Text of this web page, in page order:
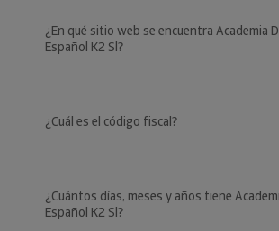
¿En qué sitio web se encuentra Academia
Español K2 Sl?
¿Cuál es el código fiscal?
¿Cuántos días, meses y años tiene
Español K2 Sl?